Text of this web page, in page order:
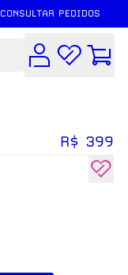
CONSULTAR PEDIDOS
R$ 399